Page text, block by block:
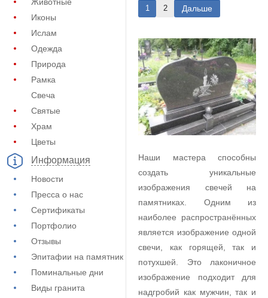
Иконы
Ислам
Одежда
Природа
Рамка
Свеча
Святые
Храм
Цветы
Информация
Новости
Пресса о нас
Сертификаты
Портфолио
Отзывы
Эпитафии на памятник
Поминальные дни
Виды гранита
1 2 Дальше
Наши мастера способны
создать уникальные
изображения свечей на
памятниках. Одним из
наиболее распространённых
является изображение одной
свечи, как горящей, так и
потухшей. Это лаконичное
изображение подходит для
надгробий как мужчин, так и